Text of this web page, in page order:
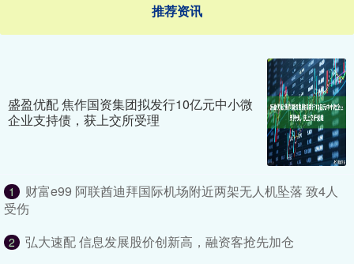
推荐资讯
盛盈优配 焦作国资集团拟发行10亿元中小微
企业支持债，获上交所受理
1
财富e99 阿联酋迪拜国际机场附近两架无人机坠落 致4人
受伤
2 弘大速配 信息发展股价创新高，融资客抢先加仓